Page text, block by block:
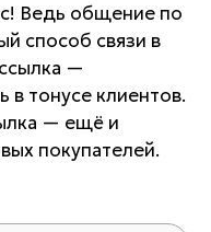
Ведь общение по
способ связи в
—
тонусе клиентов.
— ещё и
покупателей.